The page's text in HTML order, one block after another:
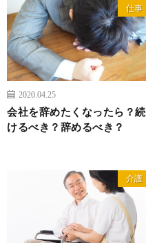
仕事
2020.04.25
会社を辞めたくなったら？続
けるべき？辞めるべき？
介護